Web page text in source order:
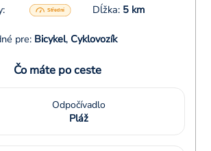
Dĺžka: 5 km
pre: Bicykel, Cyklovozík
Čo máte po ceste
Odpočívadlo
Pláž